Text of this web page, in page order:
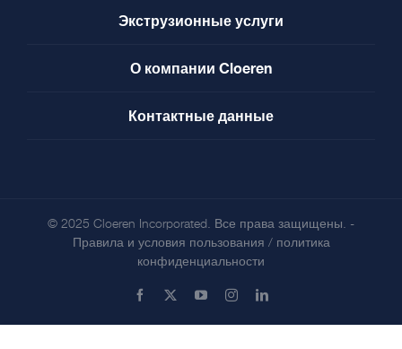
Экструзионные услуги
О компании Cloeren
Контактные данные
© 2025 Cloeren Incorporated. Все права защищены. -
Правила и условия пользования / политика
конфиденциальности
Facebook YouTubeInstagramLinkedIn